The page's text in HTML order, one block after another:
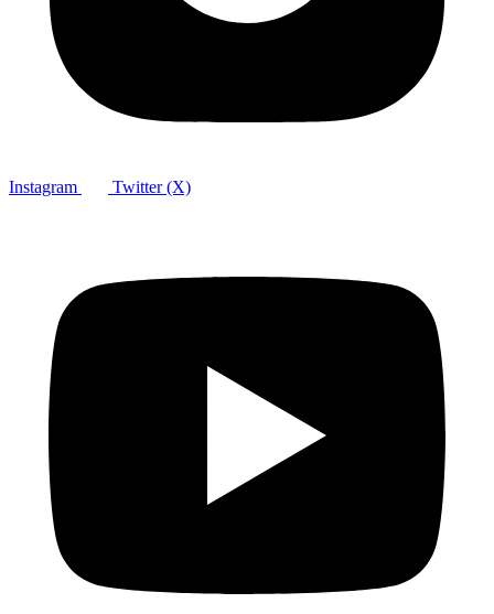
Instagram Twitter (X)